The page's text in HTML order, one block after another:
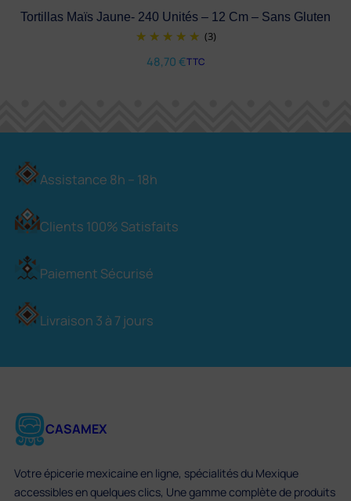
Tortillas Maïs Jaune- 240 Unités – 12 Cm – Sans Gluten
(3)
48,70 €TTC
Assistance 8h – 18h
Clients 100% Satisfaits
Paiement Sécurisé
Livraison 3 à 7 jours
CASAMEX
Votre épicerie mexicaine en ligne, spécialités du Mexique
accessibles en quelques clics, Une gamme complète de produits